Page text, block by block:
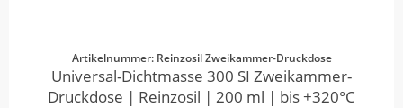
Artikelnummer: Reinzosil Zweikammer-Druckdose
Universal-Dichtmasse 300 SI Zweikammer-
Druckdose | Reinzosil | 200 ml | bis +320°C